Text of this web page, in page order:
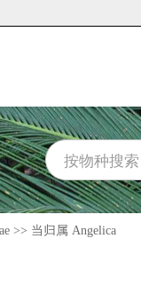
>> 当归属 Angelica